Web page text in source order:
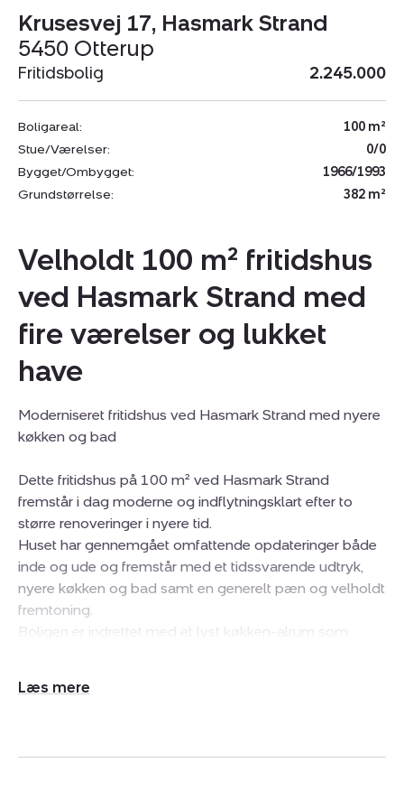
Krusesvej 17, Hasmark Strand
5450 Otterup
Fritidsbolig 2.245.000
Boligareal:
100 m²
Stue/Værelser:
0/0
Bygget/Ombygget:
1966/1993
Grundstørrelse:
382 m²
Velholdt 100 m² fritidshus
ved Hasmark Strand med
fire værelser og lukket
have
Moderniseret fritidshus ved Hasmark Strand med nyere
køkken og bad
Dette fritidshus på 100 m² ved Hasmark Strand
fremstår i dag moderne og indflytningsklart efter to
større renoveringer i nyere tid.
Huset har gennemgået omfattende opdateringer både
inde og ude og fremstår med et tidssvarende udtryk,
nyere køkken og bad samt en generelt pæn og velholdt
fremtoning.
Boligen er indrettet med et lyst køkken-alrum som
til terrassen og udearealerne. Planløsningen er